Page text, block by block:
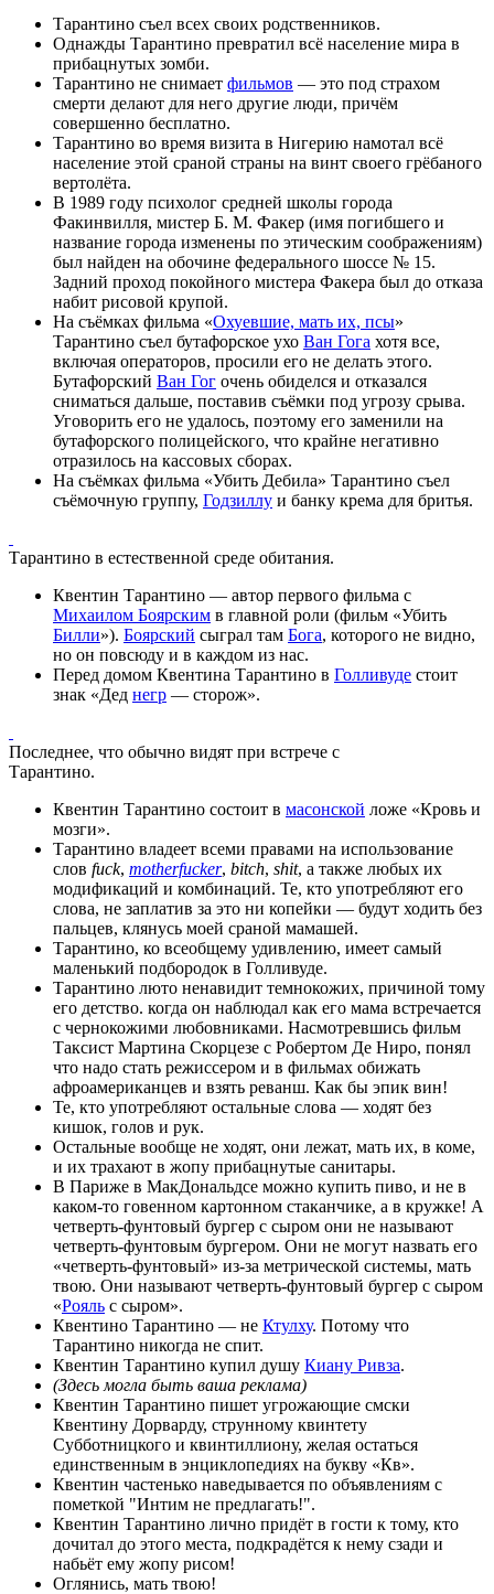
Тарантино съел всех своих родственников.
Однажды Тарантино превратил всё население мира в
прибацнутых зомби.
Тарантино не снимает фильмов — это под страхом
смерти делают для него другие люди, причём
совершенно бесплатно.
Тарантино во время визита в Нигерию намотал всё
население этой сраной страны на винт своего грёбаного
вертолёта.
В 1989 году психолог средней школы города
Факинвилля, мистер Б. М. Факер (имя погибшего и
название города изменены по этическим соображениям)
был найден на обочине федерального шоссе № 15.
Задний проход покойного мистера Факера был до отказа
набит рисовой крупой.
На съёмках фильма «Охуевшие, мать их, псы»
Тарантино съел бутафорское ухо Ван Гога хотя все,
включая операторов, просили его не делать этого.
Бутафорский Ван Гог очень обиделся и отказался
сниматься дальше, поставив съёмки под угрозу срыва.
Уговорить его не удалось, поэтому его заменили на
бутафорского полицейского, что крайне негативно
отразилось на кассовых сборах.
На съёмках фильма «Убить Дебила» Тарантино съел
съёмочную группу, Годзиллу и банку крема для бритья.
Тарантино в естественной среде обитания.
Квентин Тарантино — автор первого фильма с
Михаилом Боярским в главной роли (фильм «Убить
Билли»). Боярский сыграл там Бога, которого не видно,
но он повсюду и в каждом из нас.
Перед домом Квентина Тарантино в Голливуде стоит
знак «Дед негр — сторож».
Последнее, что обычно видят при встрече с
Тарантино.
Квентин Тарантино состоит в масонской ложе «Кровь и
мозги».
Тарантино владеет всеми правами на использование
слов fuck, motherfucker, bitch, shit, а также любых их
модификаций и комбинаций. Те, кто употребляют его
слова, не заплатив за это ни копейки — будут ходить без
пальцев, клянусь моей сраной мамашей.
Тарантино, ко всеобщему удивлению, имеет самый
маленький подбородок в Голливуде.
Тарантино люто ненавидит темнокожих, причиной тому
его детство. когда он наблюдал как его мама встречается
с чернокожими любовниками. Насмотревшись фильм
Таксист Мартина Скорцезе с Робертом Де Ниро, понял
что надо стать режиссером и в фильмах обижать
афроамериканцев и взять реванш. Как бы эпик вин!
Те, кто употребляют остальные слова — ходят без
кишок, голов и рук.
Остальные вообще не ходят, они лежат, мать их, в коме,
и их трахают в жопу прибацнутые санитары.
В Париже в МакДональдсе можно купить пиво, и не в
каком-то говенном картонном стаканчике, а в кружке! А
четверть-фунтовый бургер с сыром они не называют
четверть-фунтовым бургером. Они не могут назвать его
«четверть-фунтовый» из-за метрической системы, мать
твою. Они называют четверть-фунтовый бургер с сыром
«Рояль с сыром».
Квентино Тарантино — не Ктулху. Потому что
Тарантино никогда не спит.
Квентин Тарантино купил душу Киану Ривза.
(Здесь могла быть ваша реклама)
Квентин Тарантино пишет угрожающие смски
Квентину Дорварду, струнному квинтету
Субботницкого и квинтиллиону, желая остаться
единственным в энциклопедиях на букву «Кв».
Квентин частенько наведывается по объявлениям с
пометкой "Интим не предлагать!".
Квентин Тарантино лично придёт в гости к тому, кто
дочитал до этого места, подкрадётся к нему сзади и
набьёт ему жопу рисом!
Оглянись, мать твою!